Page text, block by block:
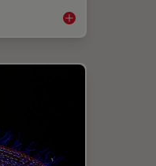
克服显微镜成像移动